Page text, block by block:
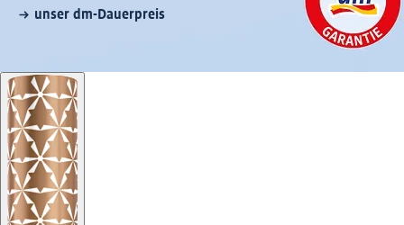
unser dm-Dauerpreis